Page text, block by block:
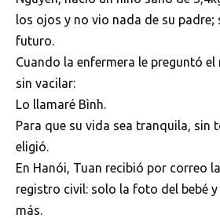
los ojos y no vio nada de su padre;
futuro.
Cuando la enfermera le preguntó
sin vacilar:
Lo llamaré Bình.
Para que su vida sea tranquila, sin
eligió.
En Hanói, Tuan recibió por correo
registro civil: solo la foto del bebé y
más.